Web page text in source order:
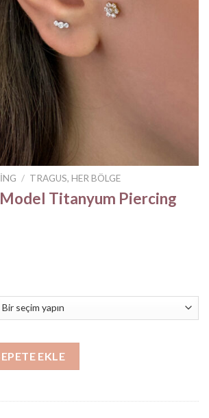
/ TRAGUS, HER BÖLGE
Model Titanyum Piercing
EKLE